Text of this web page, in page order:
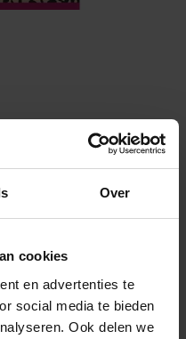
Over
cookies
en advertenties te
social media te bieden
Ook delen we
Leo